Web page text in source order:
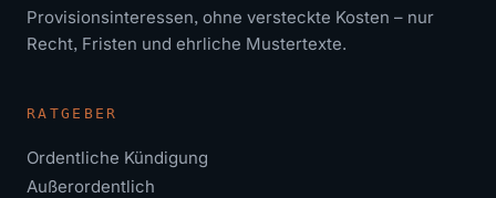
Provisionsinteressen, ohne versteckte Kosten – nur
Recht, Fristen und ehrliche Mustertexte.
RATGEBER
Ordentliche Kündigung
Außerordentlich